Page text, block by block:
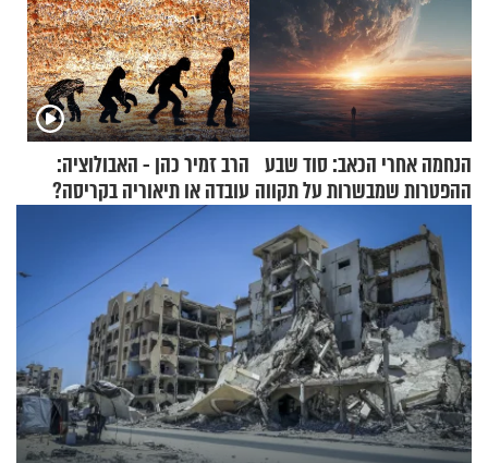
הנחמה אחרי הכאב: סוד שבע
ההפטרות שמבשרות על תקווה
וגאולה
הרב זמיר כהן - האבולוציה:
עובדה או תיאוריה בקריסה?